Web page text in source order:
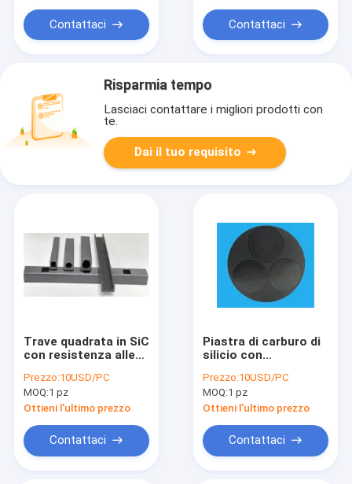
temperature e
eccellente
corrosione
Contattaci
efficienza di
trasferimento del
Contattaci
Risparmia tempo
Lasciaci contattare i migliori prodotti con
te.
Dai il tuo requisito
Trave quadrata in SiC
con resistenza alle
resistenza
all'ossidazione e
gestione termica
superiore per forni
industriali
Prezzo:10USD/PC
MOQ:1 pz
Ottieni l'ultimo prezzo
Contattaci
Piastra di carburo di
silicio con
resistenza
all'erosione, elevata
conduttività termica
e bassa espansione
termica
Prezzo:10USD/PC
MOQ:1 pz
Ottieni l'ultimo prezzo
Contattaci